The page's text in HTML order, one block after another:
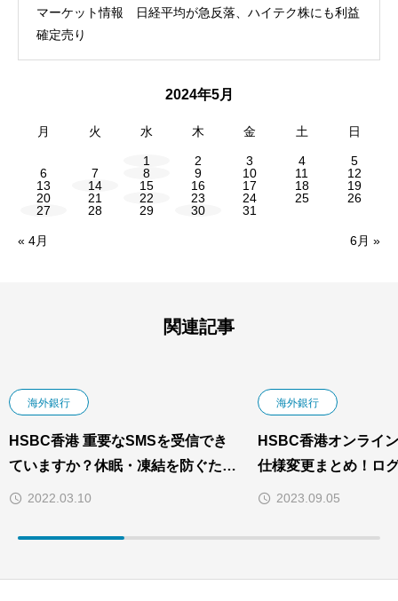
マーケット情報 日経平均が急反落、ハイテク株にも利益
確定売り
2024年5月
月 火 水 木 金 土 日
1 2 3 4
5
6
7 8 9 10 11
12
13
14 15 16 17 18
19
20
21 22 23 24 25
26
27
28 29 30 31
« 4月 6月 »
関連記事
海外銀行
HSBC香港 重要なSMSを受信でき
ていますか？休眠・凍結を防ぐため
の必須チェック項目
2022.03.10
海外銀行
HSBC香港オンライ
仕様変更まとめ！ロ
影響を解説
2023.09.05